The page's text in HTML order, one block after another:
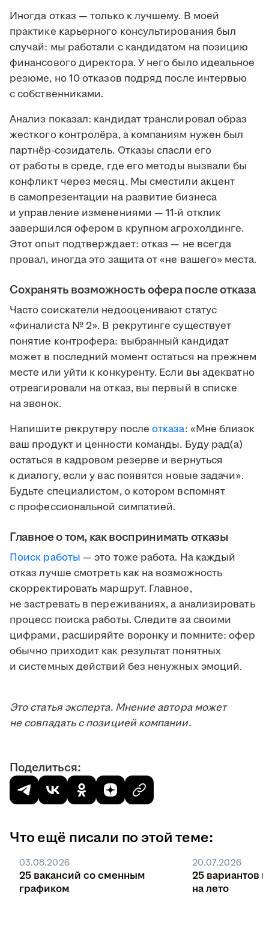
Иногда отказ — только к лучшему. В моей
практике карьерного консультирования был
случай: мы работали с кандидатом на позицию
финансового директора. У него было идеальное
резюме, но 10 отказов подряд после интервью
с собственниками.
Анализ показал: кандидат транслировал образ
жесткого контролёра, а компаниям нужен был
партнёр-созидатель. Отказы спасли его
от работы в среде, где его методы вызвали бы
конфликт через месяц. Мы сместили акцент
в самопрезентации на развитие бизнеса
и управление изменениями — 11-й отклик
завершился офером в крупном агрохолдинге.
Этот опыт подтверждает: отказ — не всегда
провал, иногда это защита от «не вашего» места.
Сохранять возможность офера после отказа
Часто соискатели недооценивают статус
«финалиста № 2». В рекрутинге существует
понятие контрофера: выбранный кандидат
может в последний момент остаться на прежнем
месте или уйти к конкуренту. Если вы адекватно
отреагировали на отказ, вы первый в списке
на звонок.
Напишите рекрутеру послеотказа: «Мне близок
ваш продукт и ценности команды. Буду рад(а)
остаться в кадровом резерве и вернуться
к диалогу, если у вас появятся новые задачи».
Будьте специалистом, о котором вспомнят
с профессиональной симпатией.
Главное о том, как воспринимать отказы
Поиск работы — это тоже работа. На каждый
отказ лучше смотреть как на возможность
скорректировать маршрут. Главное,
не застревать в переживаниях, а анализировать
процесс поиска работы. Следите за своими
цифрами, расширяйте воронку и помните: офер
обычно приходит как результат понятных
и системных действий без ненужных эмоций.
Это статья эксперта. Мнение автора может
не совпадать с позицией компании.
Поделиться:
Что ещё писали по этой теме:
03.08.2026
25 вакансий со сменным
графиком
20.07.2026
25 вариантов
на лето